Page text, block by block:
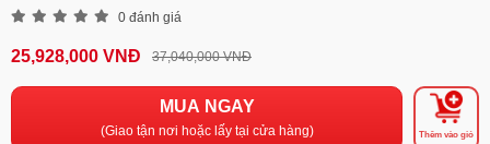
0 đánh giá
25,928,000 VNĐ 37,040,000 VNĐ
MUA NGAY
(Giao tận nơi hoặc lấy tại cửa hàng) Thêm vào giỏ